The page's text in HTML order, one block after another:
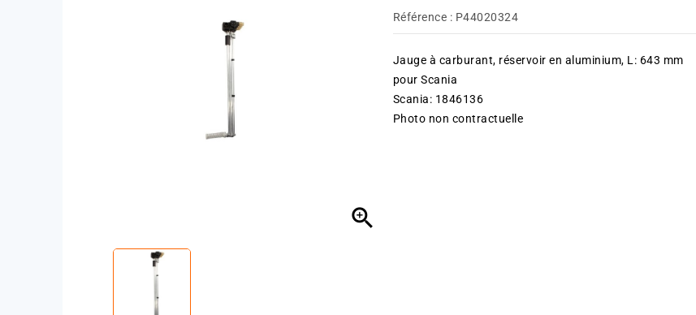

Référence : P44020324
Jauge à carburant, réservoir en aluminium, L: 643 mm
pour Scania
Scania: 1846136
Photo non contractuelle